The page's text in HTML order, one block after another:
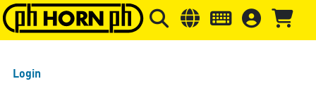
Springe zu Hauptinhalt Springe zum Header Springe
Login